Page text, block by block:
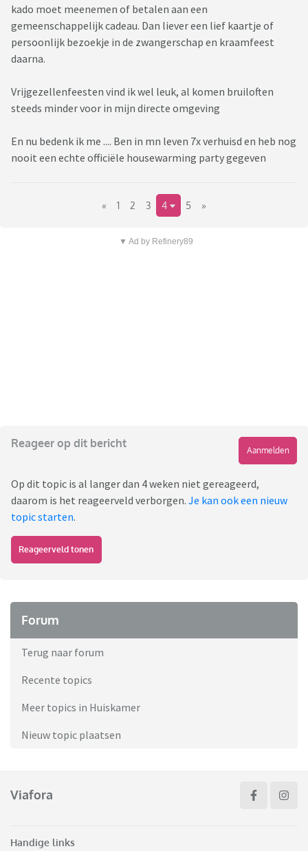
kado moet meenemen of betalen aan een
gemeenschappelijk cadeau. Dan liever een lief kaartje of
persoonlijk bezoekje in de zwangerschap en kraamfeest
daarna.
Vrijgezellenfeesten vind ik wel leuk, al komen bruiloften
steeds minder voor in mijn directe omgeving
En nu bedenk ik me .... Ben in mn leven 7x verhuisd en heb nog
nooit een echte officiële housewarming party gegeven
« 1 2 3 4 5 »
▼ Ad by Refinery89
Reageer op dit bericht
Aanmelden
Op dit topic is al langer dan 4 weken niet gereageerd,
daarom is het reageerveld verborgen. Je kan ook een nieuw
topic starten.
Reageerveld tonen
Forum
Terug naar forum
Recente topics
Meer topics in Huiskamer
Nieuw topic plaatsen
Viafora
Handige links